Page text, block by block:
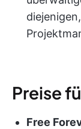
Preise
Free